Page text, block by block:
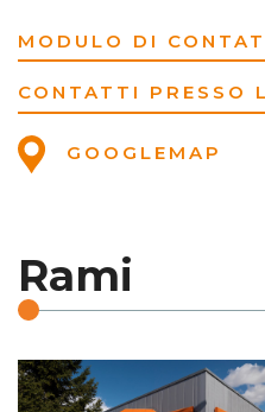
MODULO DI
CONTATTI PRESSO
GOOGLEMAP
Rami